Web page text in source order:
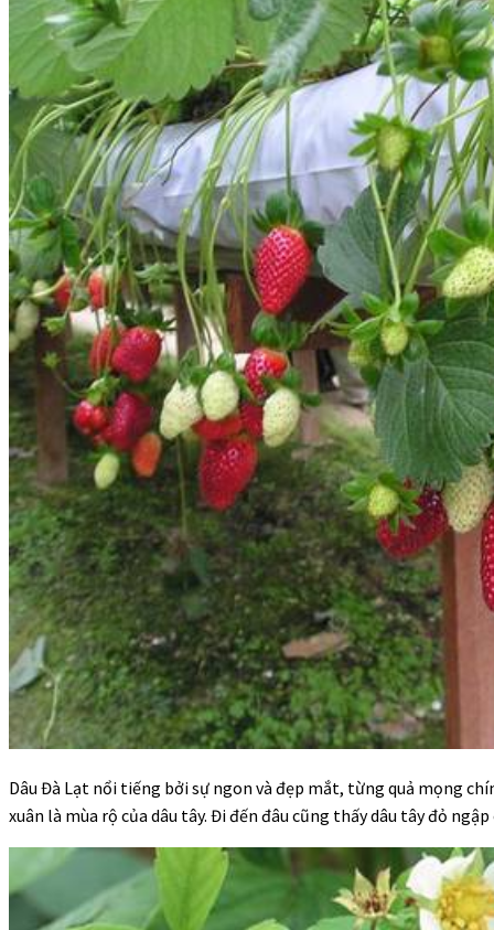
Dâu Đà Lạt nổi tiếng bởi sự ngon và đẹp mắt, từng quả mọng
xuân là mùa rộ của dâu tây. Đi đến đâu cũng thấy dâu tây đỏ